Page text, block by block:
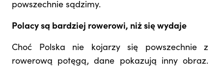
powszechnie sądzimy.
Polacy są bardziej rowerowi, niż się wydaje
Choć Polska nie kojarzy się powszechnie z
rowerową potęgą, dane pokazują inny obraz.